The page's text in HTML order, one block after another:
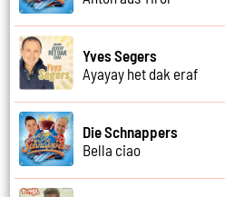
Yves Segers
Ayayay het dak eraf
Die Schnappers
Bella ciao